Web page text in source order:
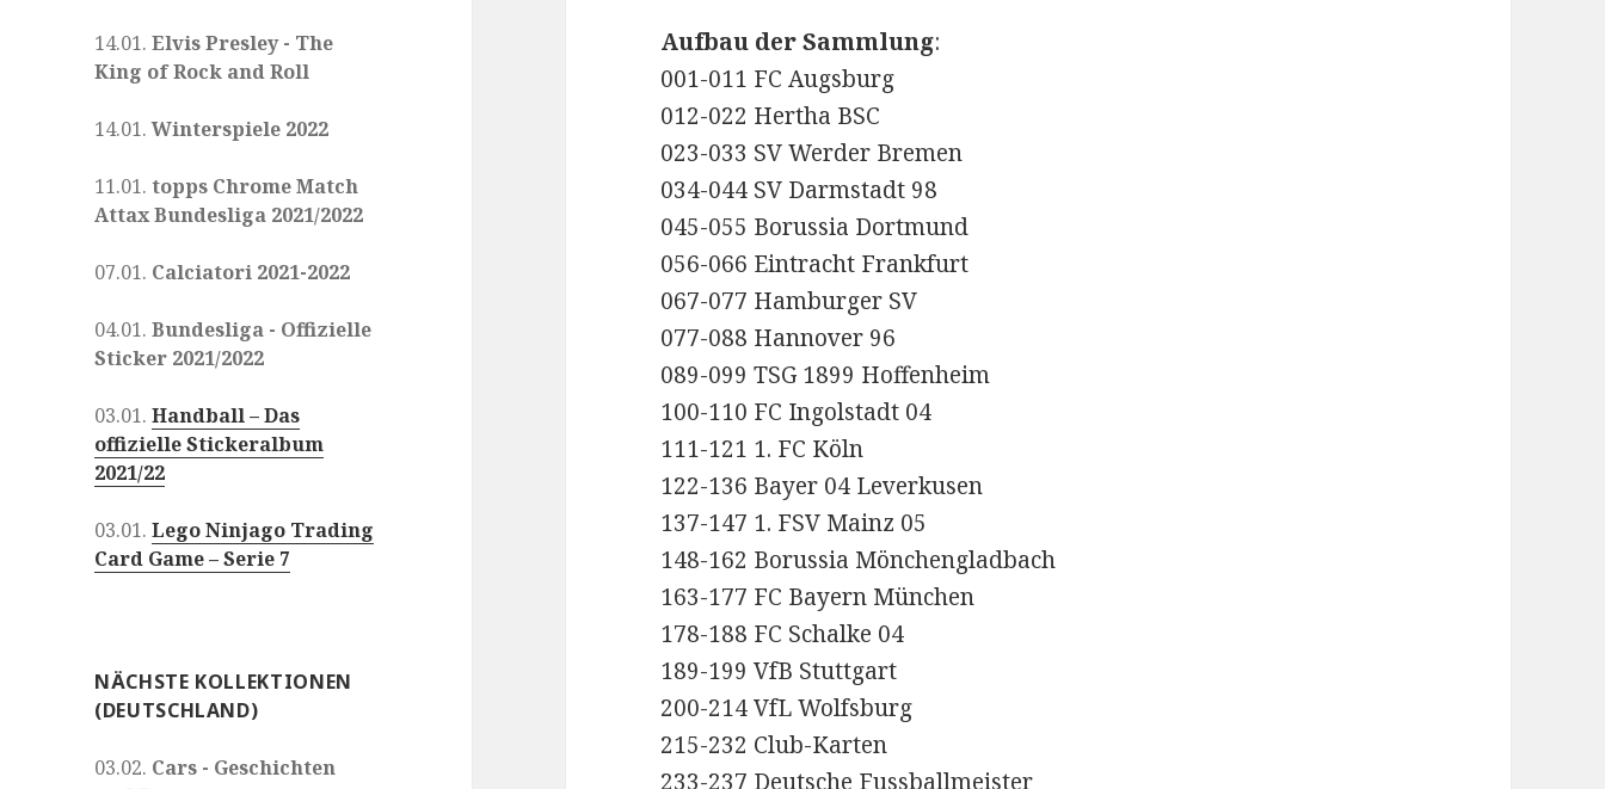
14.01.Elvis Presley - The
King of Rock and Roll
14.01.Winterspiele 2022
11.01.topps Chrome Match
Attax Bundesliga 2021/2022
07.01. Calciatori 2021-2022
04.01.Bundesliga - Offizielle
Sticker 2021/2022
03.01.Handball – Das
offizielle Stickeralbum
2021/22
03.01.Lego Ninjago Trading
Card Game – Serie 7
NÄCHSTE KOLLEKTIONEN
(DEUTSCHLAND)
03.02. Cars - Geschichten
Aufbau der Sammlung:
001-011 FC Augsburg
012-022 Hertha BSC
023-033 SV Werder Bremen
034-044 SV Darmstadt 98
045-055 Borussia Dortmund
056-066 Eintracht Frankfurt
067-077 Hamburger SV
077-088 Hannover 96
089-099 TSG 1899 Hoffenheim
100-110 FC Ingolstadt 04
111-121 1. FC Köln
122-136 Bayer 04 Leverkusen
137-147 1. FSV Mainz 05
148-162 Borussia Mönchengladbach
163-177 FC Bayern München
178-188 FC Schalke 04
189-199 VfB Stuttgart
200-214 VfL Wolfsburg
215-232 Club-Karten
233-237 Deutsche Fussballmeister